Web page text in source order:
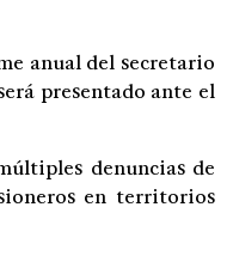
anual del secretario
presentado ante el
denuncias de
en territorios